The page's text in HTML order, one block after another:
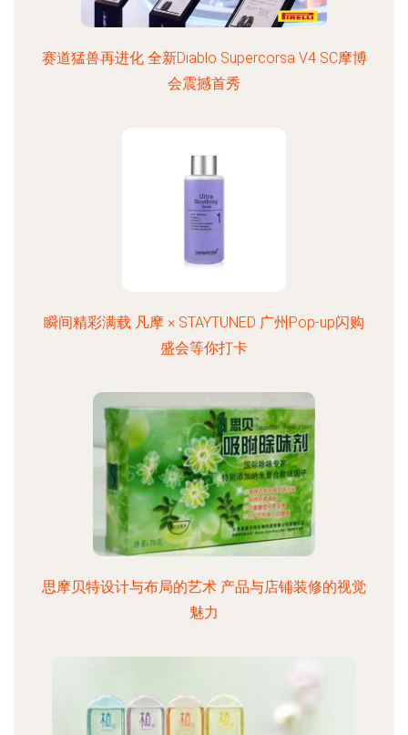
赛道猛兽再进化 全新Diablo Supercorsa V4 SC摩博
会震撼首秀
瞬间精彩满载 凡摩 × STAYTUNED 广州Pop-up闪购
盛会等你打卡
思摩贝特设计与布局的艺术 产品与店铺装修的视觉
魅力